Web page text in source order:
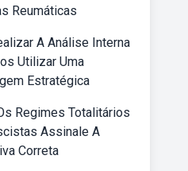
Reumáticas
A Análise Interna
Utilizar Uma
Estratégica
Regimes Totalitários
Assinale A
Correta